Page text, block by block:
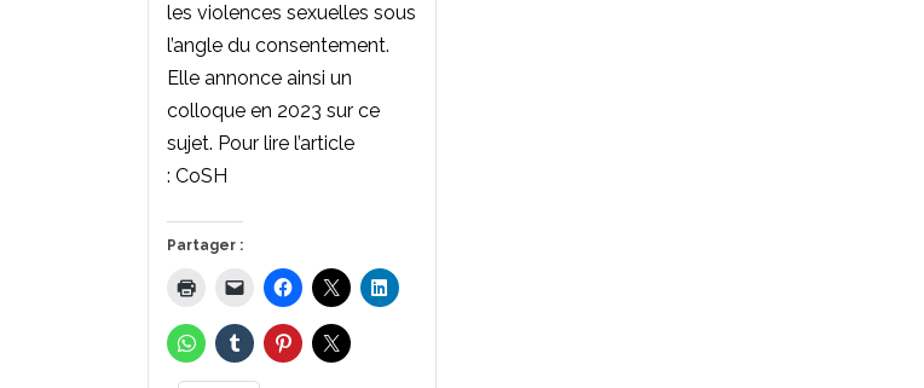
les violences sexuelles sous
l’angle du consentement.
Elle annonce ainsi un
colloque en 2023 sur ce
sujet. Pour lire l’article
: CoSH
Partager :